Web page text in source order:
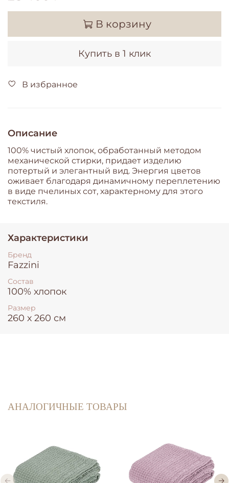
В корзину
Купить в 1 клик
В избранное
Описание
100% чистый хлопок, обработанный методом
механической стирки, придает изделию
потертый и элегантный вид. Энергия цветов
оживает благодаря динамичному переплетению
в виде пчелиных сот, характерному для этого
текстиля.
Характеристики
Бренд
Fazzini
Состав
100% хлопок
Размер
260 х 260 см
АНАЛОГИЧНЫЕ ТОВАРЫ